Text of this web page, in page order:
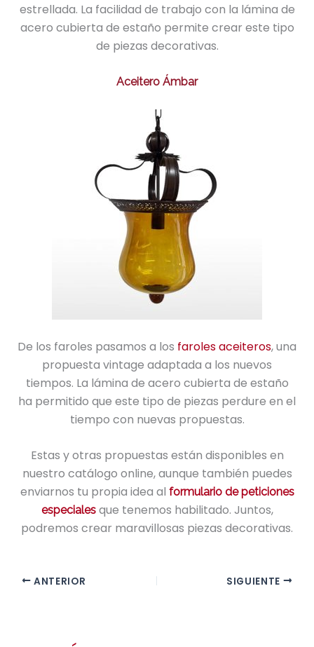
estrellada. La facilidad de trabajo con la lámina de
acero cubierta de estaño permite crear este tipo
de piezas decorativas.
Aceitero Ámbar
De los faroles pasamos a los faroles aceiteros, una
propuesta vintage adaptada a los nuevos
tiempos. La lámina de acero cubierta de estaño
ha permitido que este tipo de piezas perdure en el
tiempo con nuevas propuestas.
Estas y otras propuestas están disponibles en
nuestro catálogo online, aunque también puedes
enviarnos tu propia idea al formulario de peticiones
especialesque tenemos habilitado. Juntos,
podremos crear maravillosas piezas decorativas.
ANTERIOR SIGUIENTE